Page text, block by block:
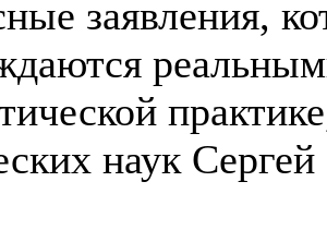
заявления,
наук